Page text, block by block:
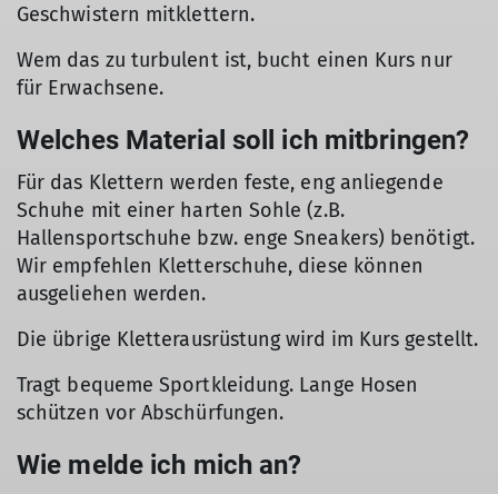
Geschwistern mitklettern.
Wem das zu turbulent ist, bucht einen Kurs nur
für Erwachsene.
Welches Material soll ich mitbringen?
Für das Klettern werden feste, eng anliegende
Schuhe mit einer harten Sohle (z.B.
Hallensportschuhe bzw. enge Sneakers) benötigt.
Wir empfehlen Kletterschuhe, diese können
ausgeliehen werden.
Die übrige Kletterausrüstung wird im Kurs gestellt.
Tragt bequeme Sportkleidung. Lange Hosen
schützen vor Abschürfungen.
Wie melde ich mich an?